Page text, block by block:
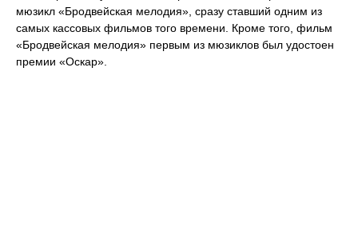
мюзикл «Бродвейская мелодия», сразу ставший одним из
самых кассовых фильмов того времени. Кроме того, фильм
«Бродвейская мелодия» первым из мюзиклов был удостоен
премии «Оскар».